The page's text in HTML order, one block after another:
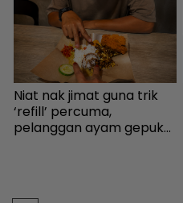
Niat nak jimat guna trik
‘refill’ percuma,
pelanggan ayam gepuk